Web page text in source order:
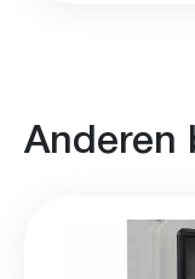
Anderen